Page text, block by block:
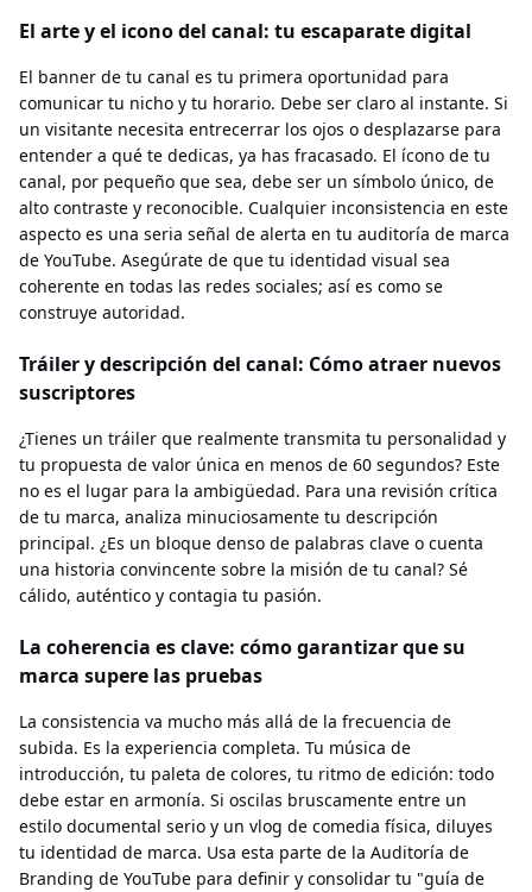
El arte y el icono del canal: tu escaparate digital
El banner de tu canal es tu primera oportunidad para
comunicar tu nicho y tu horario. Debe ser claro al instante. Si
un visitante necesita entrecerrar los ojos o desplazarse para
entender a qué te dedicas, ya has fracasado. El ícono de tu
canal, por pequeño que sea, debe ser un símbolo único, de
alto contraste y reconocible. Cualquier inconsistencia en este
aspecto es una seria señal de alerta en tu auditoría de marca
de YouTube. Asegúrate de que tu identidad visual sea
coherente en todas las redes sociales; así es como se
construye autoridad.
Tráiler y descripción del canal: Cómo atraer nuevos
suscriptores
¿Tienes un tráiler que realmente transmita tu personalidad y
tu propuesta de valor única en menos de 60 segundos? Este
no es el lugar para la ambigüedad. Para una revisión crítica
de tu marca, analiza minuciosamente tu descripción
principal. ¿Es un bloque denso de palabras clave o cuenta
una historia convincente sobre la misión de tu canal? Sé
cálido, auténtico y contagia tu pasión.
La coherencia es clave: cómo garantizar que su
marca supere las pruebas
La consistencia va mucho más allá de la frecuencia de
subida. Es la experiencia completa. Tu música de
introducción, tu paleta de colores, tu ritmo de edición: todo
debe estar en armonía. Si oscilas bruscamente entre un
estilo documental serio y un vlog de comedia física, diluyes
tu identidad de marca. Usa esta parte de la Auditoría de
Branding de YouTube para definir y consolidar tu "guía de